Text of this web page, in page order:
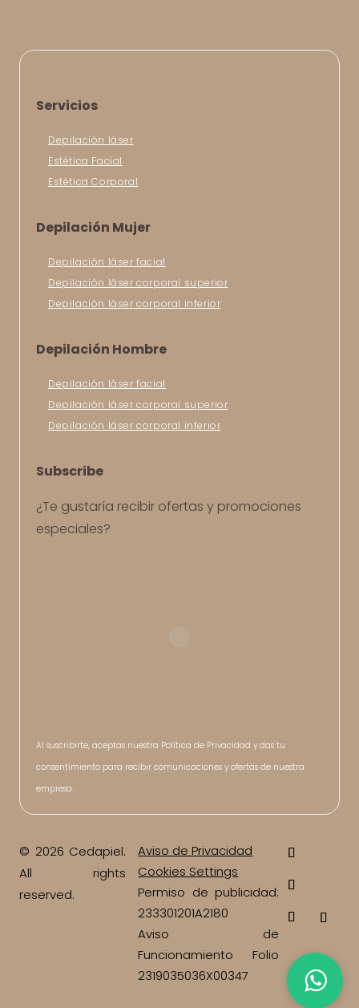
Servicios
Depilación láser
Estética Facial
Estética Corporal
Depilación Mujer
Depilación láser facial
Depilación láser corporal superior
Depilación láser corporal inferior
Depilación Hombre
Depilación láser facial
Depilación láser corporal superior
Depilación láser corporal inferior
Subscribe
¿Te gustaría recibir ofertas y promociones
especiales?
Al suscribirte, aceptas nuestra Política de Privacidad y das tu
consentimiento para recibir comunicaciones y ofertas de nuestra
empresa.
© 2026 Cedapiel.
All rights
reserved.
Aviso de Privacidad
Cookies Settings
Permiso de publicidad:
233301201A2180
Aviso de
Funcionamiento Folio
2319035036X00347